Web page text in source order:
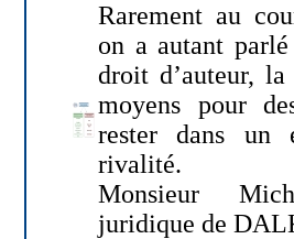
Rarement au
on a autant
droit d’auteur,
moyens pour
rester dans un
rivalité.
Monsieur
juridique de